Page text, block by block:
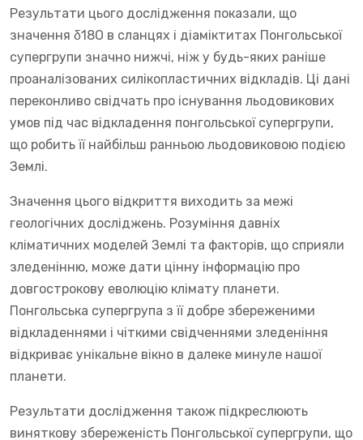
Результати цього дослідження показали, що
значення δ18O в сланцях і діаміктитах Понгольської
супергрупи значно нижчі, ніж у будь-яких раніше
проаналізованих силікопластичних відкладів. Ці дані
переконливо свідчать про існування льодовикових
умов під час відкладення понгольської супергрупи,
що робить її найбільш ранньою льодовиковою подією
Землі.
Значення цього відкриття виходить за межі
геологічних досліджень. Розуміння давніх
кліматичних моделей Землі та факторів, що сприяли
зледенінню, може дати цінну інформацію про
довгострокову еволюцію клімату планети.
Понгольська супергрупа з її добре збереженими
відкладеннями і чіткими свідченнями зледеніння
відкриває унікальне вікно в далеке минуле нашої
планети.
Результати дослідження також підкреслюють
виняткову збереженість Понгольської супергрупи, що